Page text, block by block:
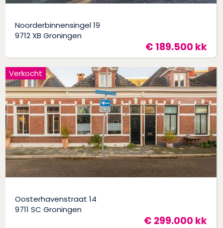
Noorderbinnensingel 19
9712 XB Groningen
€ 189.500 kk
Oosterhavenstraat 14
9711 SC Groningen
€ 299.000 kk
Verkocht